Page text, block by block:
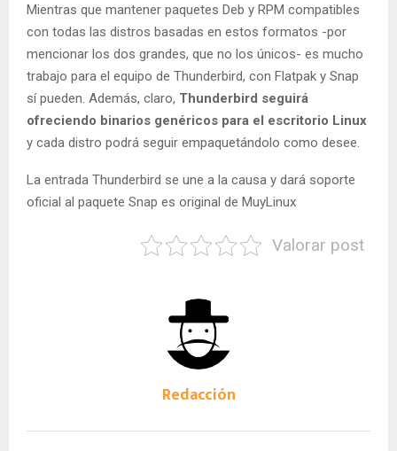
Mientras que mantener paquetes Deb y RPM compatibles
con todas las distros basadas en estos formatos -por
mencionar los dos grandes, que no los únicos- es mucho
trabajo para el equipo de Thunderbird, con Flatpak y Snap
sí pueden. Además, claro, Thunderbird seguirá
ofreciendo binarios genéricos para el escritorio Linux
y cada distro podrá seguir empaquetándolo como desee.
La entrada Thunderbird se une a la causa y dará soporte
oficial al paquete Snap es original de MuyLinux
Valorar post
Redacción